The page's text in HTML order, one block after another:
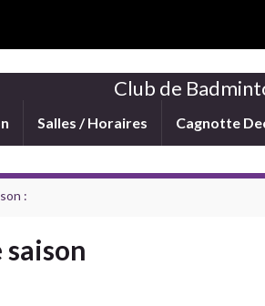
Club de
Salles / Horaires Cagnotte
:
saison